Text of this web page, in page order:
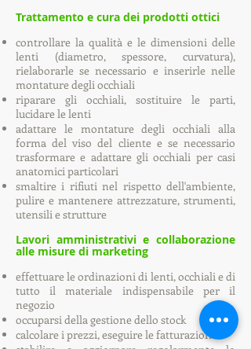
Trattamento e cura dei prodotti ottici
controllare la qualità e le dimensioni delle
lenti (diametro, spessore, curvatura),
rielaborarle se necessario e inserirle nelle
montature degli occhiali
riparare gli occhiali, sostituire le parti,
lucidare le lenti
adattare le montature degli occhiali alla
forma del viso del cliente e se necessario
trasformare e adattare gli occhiali per casi
anatomici particolari
smaltire i rifiuti nel rispetto dell'ambiente,
pulire e mantenere attrezzature, strumenti,
utensili e strutture
Lavori amministrativi e collaborazione
alle misure di marketing
effettuare le ordinazioni di lenti, occhiali e di
tutto il materiale indispensabile per il
negozio
occuparsi della gestione dello stock
calcolare i prezzi, eseguire le fatturazioni